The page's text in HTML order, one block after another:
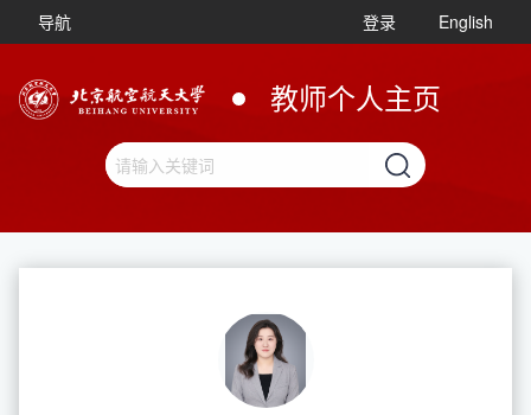
导航 登录 English
教师个人主页